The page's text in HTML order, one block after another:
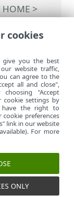
HOME>
>Nariui
cookies
give you the best
website traffic,
can agree to the
all and close",
"Accept
cookie settings by
have the right to
preferences
link in our website
For more
ONLY